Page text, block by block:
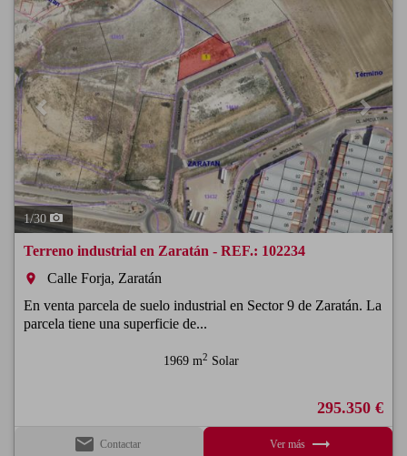
1/30
Terreno industrial en Zaratán - REF.: 102234
room
Calle Forja, Zaratán
En venta parcela de suelo industrial en Sector 9 de Zaratán. La
parcela tiene una superficie de...
1969 m2 Solar
295.350 €
email Contactar Ver más trending_flat